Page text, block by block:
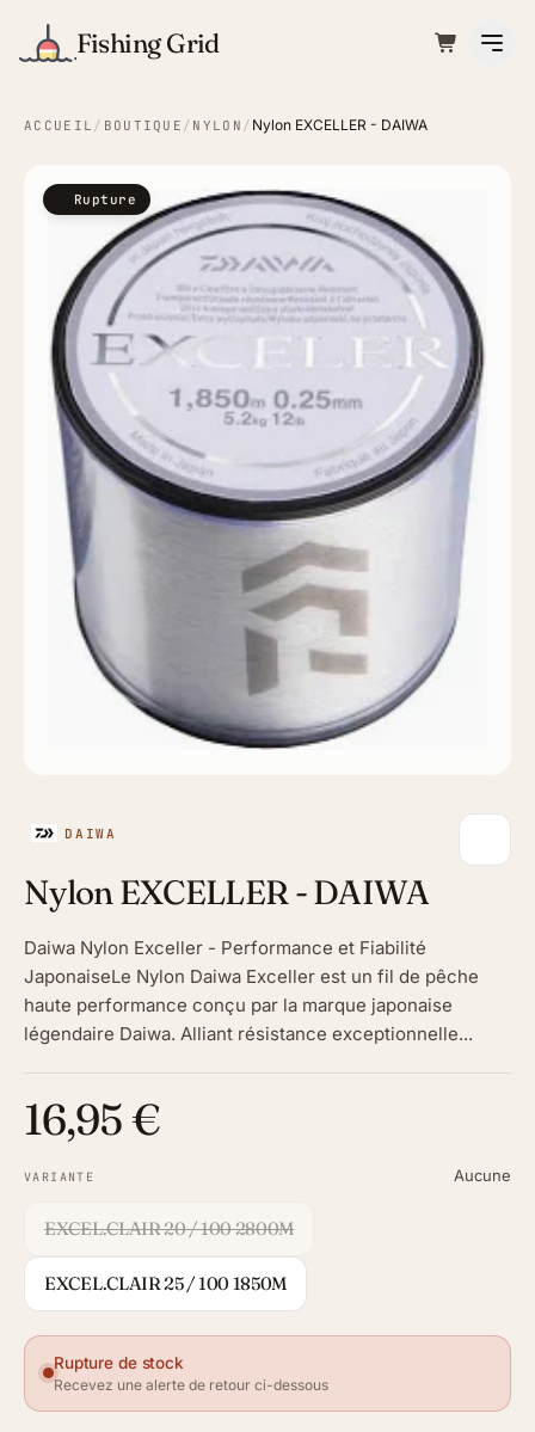
Fishing Grid
ACCUEIL / BOUTIQUE / NYLON / Nylon EXCELLER - DAIWA
Rupture
DAIWA
Nylon EXCELLER - DAIWA
Daiwa Nylon Exceller - Performance et Fiabilité
JaponaiseLe Nylon Daiwa Exceller est un fil de pêche
haute performance conçu par la marque japonaise
légendaire Daiwa. Alliant résistance exceptionnelle...
16,95 €
VARIANTE Aucune
EXCEL.CLAIR 20 / 100 2800M
EXCEL.CLAIR 25 / 100 1850M
Rupture de stock
Recevez une alerte de retour ci-dessous